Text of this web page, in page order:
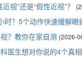
视”还是“假性近视”？
时？5个动作快速缓解眼
？教你在家自测 (2026-
医生想对你说的4个真相